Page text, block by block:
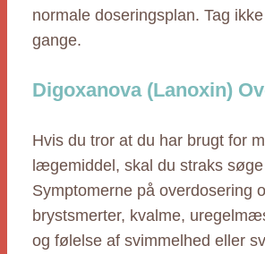
normale doseringsplan. Tag
gange.
Digoxanova (Lanoxin)
Hvis du tror at du har brugt for
lægemiddel, skal du straks
Symptomerne på overdosering
brystsmerter, kvalme,
og følelse af svimmelhed eller